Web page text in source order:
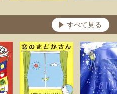
すべて見る